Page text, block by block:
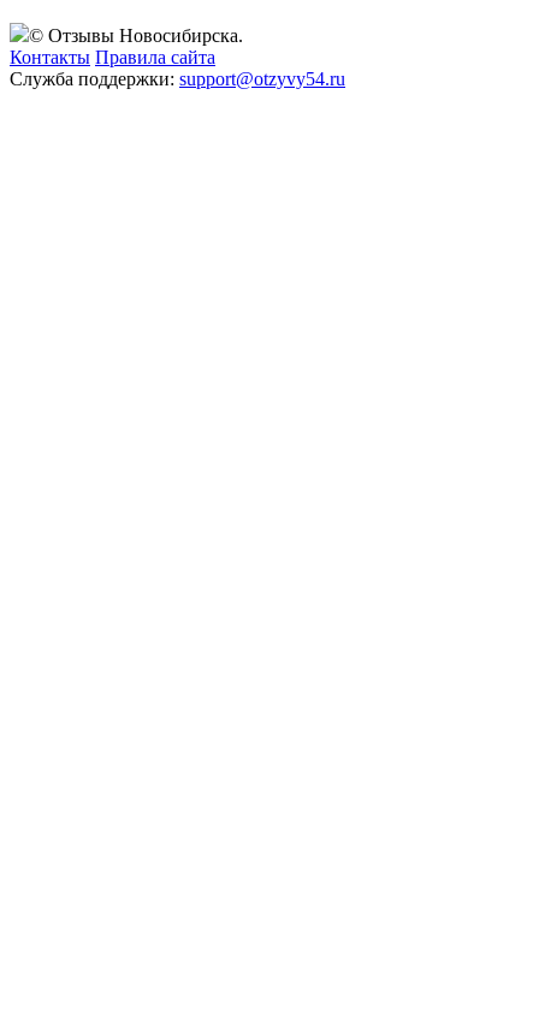
© Отзывы Новосибирска.
Контакты Правила сайта
Служба поддержки: support@otzyvy54.ru